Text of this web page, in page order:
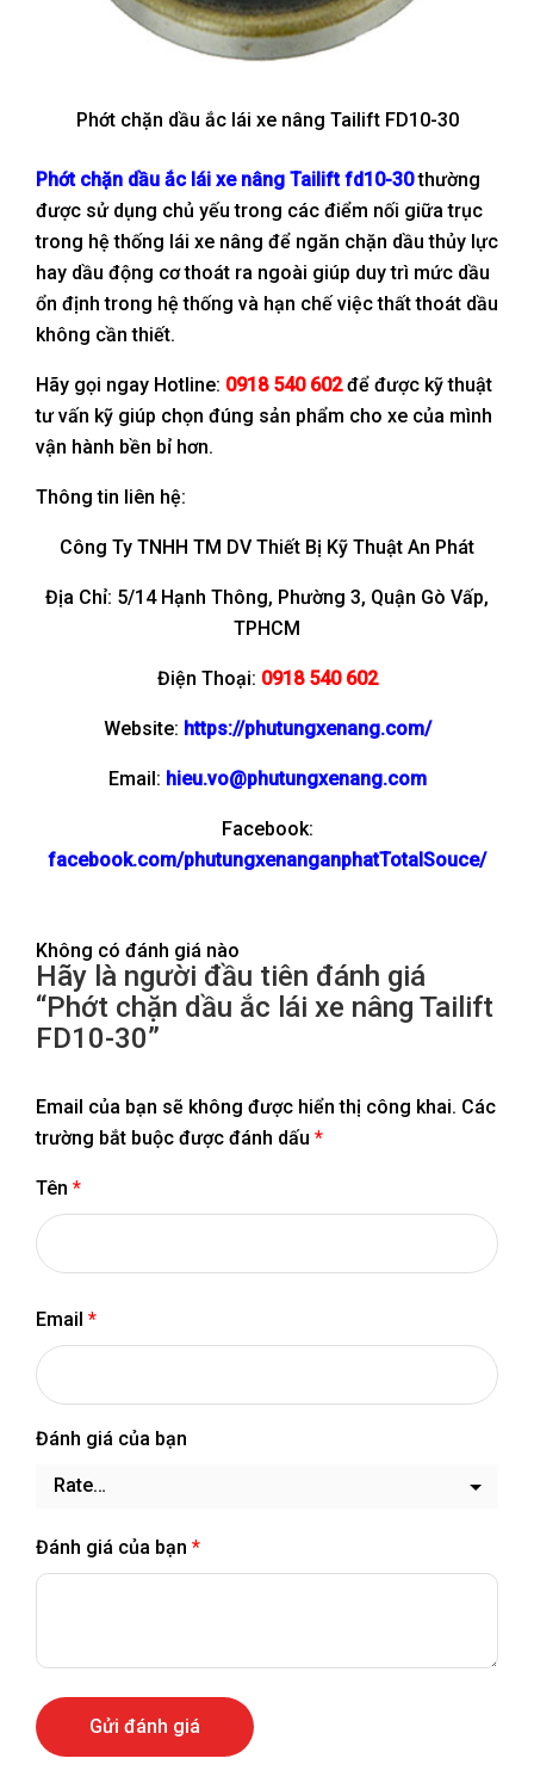
Phớt chặn dầu ắc lái xe nâng Tailift FD10-30
Phớt chặn dầu ắc lái xe nâng Tailift fd10-30thường
được sử dụng chủ yếu trong các điểm nối giữa trục
trong hệ thống lái xe nâng để ngăn chặn dầu thủy lực
hay dầu động cơ thoát ra ngoài giúp duy trì mức dầu
ổn định trong hệ thống và hạn chế việc thất thoát dầu
không cần thiết.
Hãy gọi ngay Hotline: 0918 540 602để được kỹ thuật
tư vấn kỹ giúp chọn đúng sản phẩm cho xe của mình
vận hành bền bỉ hơn.
Thông tin liên hệ:
Công Ty TNHH TM DV Thiết Bị Kỹ Thuật An Phát
Địa Chỉ: 5/14 Hạnh Thông, Phường 3, Quận Gò Vấp,
TPHCM
Điện Thoại: 0918 540 602
Website: https://phutungxenang.com/
Email: hieu.vo@phutungxenang.com
Facebook:
facebook.com/phutungxenanganphatTotalSouce/
Không có đánh giá nào
Hãy là người đầu tiên đánh giá
“Phớt chặn dầu ắc lái xe nâng Tailift
FD10-30”
Email của bạn sẽ không được hiển thị công khai. Các
trường bắt buộc được đánh dấu *
Tên *
Email *
Đánh giá của bạn
Đánh giá của bạn *